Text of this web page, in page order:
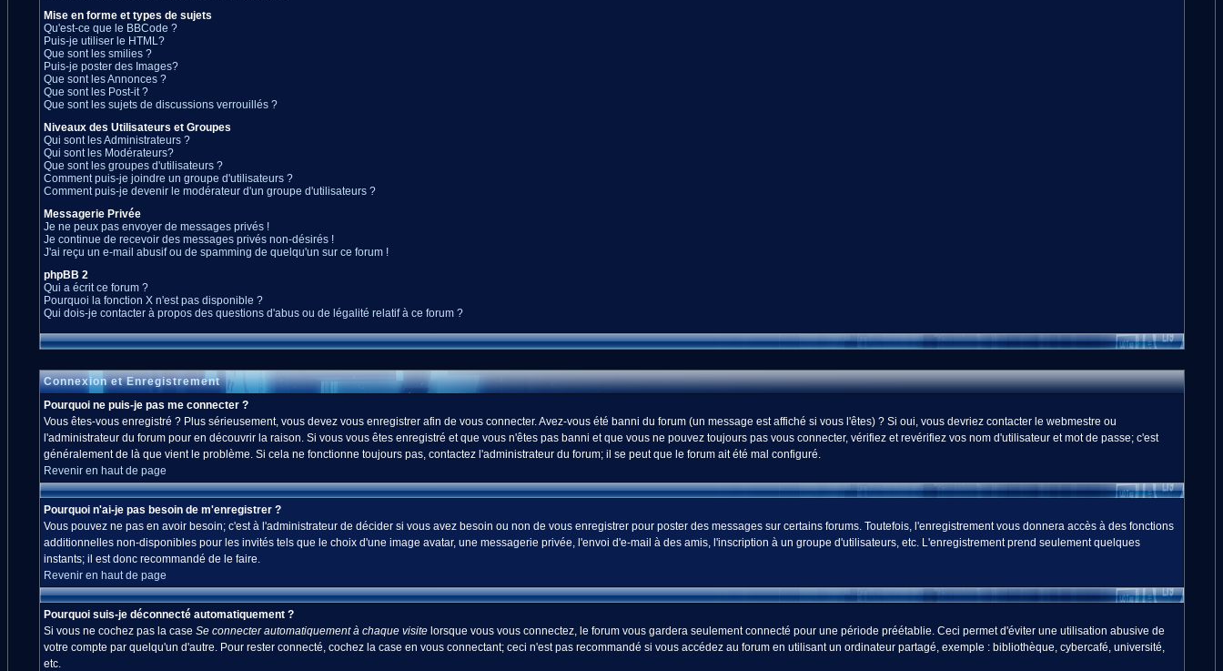
Mise en forme et types de sujets
Qu'est-ce que le BBCode ?
Puis-je utiliser le HTML?
Que sont les smilies ?
Puis-je poster des Images?
Que sont les Annonces ?
Que sont les Post-it ?
Que sont les sujets de discussions verrouillés ?
Niveaux des Utilisateurs et Groupes
Qui sont les Administrateurs ?
Qui sont les Modérateurs?
Que sont les groupes d'utilisateurs ?
Comment puis-je joindre un groupe d'utilisateurs ?
Comment puis-je devenir le modérateur d'un groupe d'utilisateurs ?
Messagerie Privée
Je ne peux pas envoyer de messages privés !
Je continue de recevoir des messages privés non-désirés !
J'ai reçu un e-mail abusif ou de spamming de quelqu'un sur ce forum !
phpBB 2
Qui a écrit ce forum ?
Pourquoi la fonction X n'est pas disponible ?
Qui dois-je contacter à propos des questions d'abus ou de légalité relatif à ce forum ?
Connexion et Enregistrement
Pourquoi ne puis-je pas me connecter ?
Vous êtes-vous enregistré ? Plus sérieusement, vous devez vous enregistrer afin de vous connecter. Avez-vous été banni du forum (un message est affiché si vous l'êtes) ? Si oui, vous devriez contacter le webmestre ou
l'administrateur du forum pour en découvrir la raison. Si vous vous êtes enregistré et que vous n'êtes pas banni et que vous ne pouvez toujours pas vous connecter, vérifiez et revérifiez vos nom d'utilisateur et mot de passe; c'est
généralement de là que vient le problème. Si cela ne fonctionne toujours pas, contactez l'administrateur du forum; il se peut que le forum ait été mal configuré.
Revenir en haut de page
Pourquoi n'ai-je pas besoin de m'enregistrer ?
Vous pouvez ne pas en avoir besoin; c'est à l'administrateur de décider si vous avez besoin ou non de vous enregistrer pour poster des messages sur certains forums. Toutefois, l'enregistrement vous donnera accès à des fonctions
additionnelles non-disponibles pour les invités tels que le choix d'une image avatar, une messagerie privée, l'envoi d'e-mail à des amis, l'inscription à un groupe d'utilisateurs, etc. L'enregistrement prend seulement quelques
instants; il est donc recommandé de le faire.
Revenir en haut de page
Pourquoi suis-je déconnecté automatiquement ?
Si vous ne cochez pas la case Se connecter automatiquement à chaque visitelorsque vous vous connectez, le forum vous gardera seulement connecté pour une période préétablie. Ceci permet d'éviter une utilisation abusive de
votre compte par quelqu'un d'autre. Pour rester connecté, cochez la case en vous connectant; ceci n'est pas recommandé si vous accédez au forum en utilisant un ordinateur partagé, exemple : bibliothèque, cybercafé, université,
etc.